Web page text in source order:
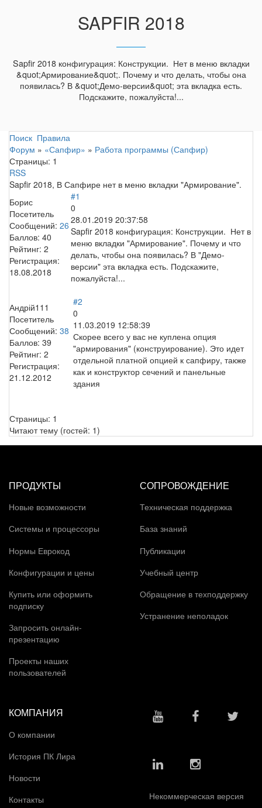
SAPFIR 2018
Sapfir 2018 конфигурация: Конструкции. Нет в меню вкладки
&quot;Армирование&quot;. Почему и что делать, чтобы она
появилась? В &quot;Демо-версии&quot; эта вкладка есть.
Подскажите, пожалуйста!...
Поиск Правила
Форум » «Сапфир» » Работа программы (Сапфир)
Страницы: 1
RSS
Sapfir 2018, В Сапфире нет в меню вкладки "Армирование".
Борис
Посетитель
Сообщений: 26
Баллов: 40
Рейтинг: 2
Регистрация:
18.08.2018
#1
0
28.01.2019 20:37:58
Sapfir 2018 конфигурация: Конструкции. Нет в
меню вкладки "Армирование". Почему и что
делать, чтобы она появилась? В "Демо-
версии" эта вкладка есть. Подскажите,
пожалуйста!...
Андрій111
Посетитель
Сообщений: 38
Баллов: 39
Рейтинг: 2
Регистрация:
21.12.2012
#2
0
11.03.2019 12:58:39
Скорее всего у вас не куплена опция
"армирования" (конструирование). Это идет
отдельной платной опцией к сапфиру, также
как и конструктор сечений и панельные
здания
Страницы: 1
Читают тему (гостей: 1)
ПРОДУКТЫ
Новые возможности
Системы и процессоры
Нормы Еврокод
Конфигурации и цены
Купить или оформить
подписку
Запросить онлайн-
презентацию
Проекты наших
пользователей
СОПРОВОЖДЕНИЕ
Техническая поддержка
База знаний
Публикации
Учебный центр
Обращение в техподдержку
Устранение неполадок
КОМПАНИЯ
О компании
История ПК Лира
Новости
Контакты
Некоммерческая версия